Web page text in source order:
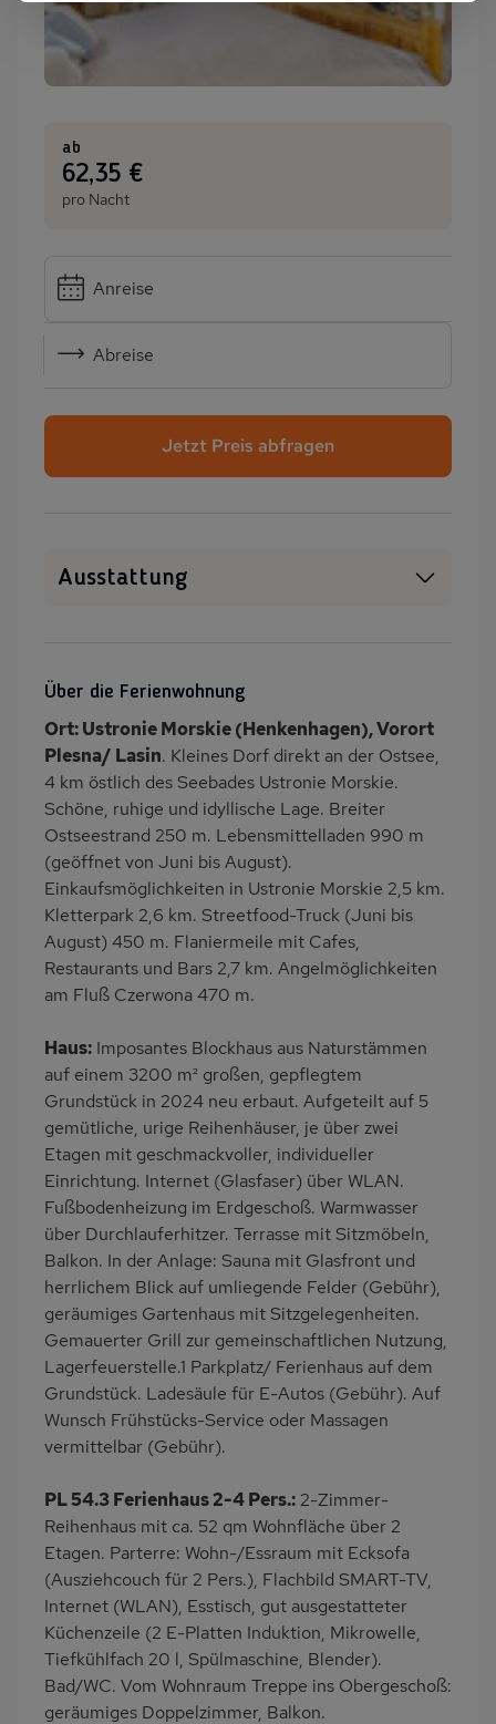
ab
:62,35 €
pro Nacht
Anreise
Abreise
Jetzt Preis abfragen
Ausstattung
Terrasse
Balkon/Loggia
Grill
PKW-Parkplatz
Ladestation E-Car
Eingezäuntes
Grundstück
Dusche
Küche
Herd (2 Platten)
Geschirrspülmaschine
Kühlschrank
Mikrowelle
Gefrierschrank
Ruhige Lage
Nichtraucher
Frühstück möglich
Freisitz im Garten
Wb/WC
freistehend
Internet
Balkonmöbel
Wintergarten
Terrassenmöbel
Feuerstelle im Freien
Haartrockner
Induktionsherd
Kaffeemaschine
Erdgeschoss
Strandnah
am Waldrand
Bettwäsche inklusive
Handtücher inklusive
Kabel-TV
Über die Ferienwohnung
Ort: Ustronie Morskie (Henkenhagen), Vorort
Plesna/ Lasin. Kleines Dorf direkt an der Ostsee,
4 km östlich des Seebades Ustronie Morskie.
Schöne, ruhige und idyllische Lage. Breiter
Ostseestrand 250 m. Lebensmittelladen 990 m
(geöffnet von Juni bis August).
Einkaufsmöglichkeiten in Ustronie Morskie 2,5 km.
Kletterpark 2,6 km. Streetfood-Truck (Juni bis
August) 450 m. Flaniermeile mit Cafes,
Restaurants und Bars 2,7 km. Angelmöglichkeiten
am Fluß Czerwona 470 m.
Haus: Imposantes Blockhaus aus Naturstämmen
auf einem 3200 m² großen, gepflegtem
Grundstück in 2024 neu erbaut. Aufgeteilt auf 5
gemütliche, urige Reihenhäuser, je über zwei
Etagen mit geschmackvoller, individueller
Einrichtung. Internet (Glasfaser) über WLAN.
Fußbodenheizung im Erdgeschoß. Warmwasser
über Durchlauferhitzer. Terrasse mit Sitzmöbeln,
Balkon. In der Anlage: Sauna mit Glasfront und
herrlichem Blick auf umliegende Felder (Gebühr),
geräumiges Gartenhaus mit Sitzgelegenheiten.
Gemauerter Grill zur gemeinschaftlichen Nutzung,
Lagerfeuerstelle.1 Parkplatz/ Ferienhaus auf dem
Grundstück. Ladesäule für E-Autos (Gebühr). Auf
Wunsch Frühstücks-Service oder Massagen
vermittelbar (Gebühr).
PL 54.3 Ferienhaus 2-4 Pers.: 2-Zimmer-
Reihenhaus mit ca. 52 qm Wohnfläche über 2
Etagen. Parterre: Wohn-/Essraum mit Ecksofa
(Ausziehcouch für 2 Pers.), Flachbild SMART-TV,
Internet (WLAN), Esstisch, gut ausgestatteter
Küchenzeile (2 E-Platten Induktion, Mikrowelle,
Tiefkühlfach 20 l, Spülmaschine, Blender).
Bad/WC. Vom Wohnraum Treppe ins Obergeschoß:
geräumiges Doppelzimmer, Balkon.